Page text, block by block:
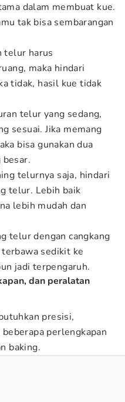
dalam membuat kue.
tak bisa sembarangan
telur harus
maka hindari
tidak, hasil kue tidak
telur yang sedang,
sesuai. Jika memang
bisa gunakan dua
telurnya saja, hindari
telur. Lebih baik
lebih mudah dan
telur dengan cangkang
sedikit ke
jadi terpengaruh.
dan peralatan
presisi,
perlengkapan
baking.